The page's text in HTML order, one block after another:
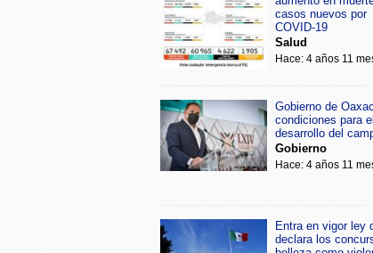
casos nuevos por
COVID-19
Salud
Hace: 4 años 11
Gobierno de
condiciones para el
desarrollo del
Gobierno
Hace: 4 años 11
Entra en vigor ley
declara los